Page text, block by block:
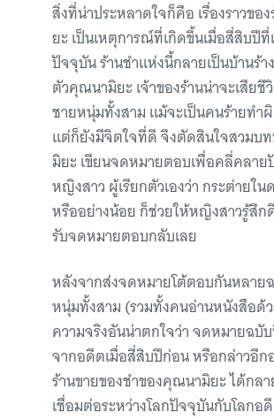
สิ่งที่น่าประหลาดใจก็คือ เรื่องราวขอ
ยะ เป็นเหตุการณ์ที่เกิดขึ้นเมื่อสี่สิบปี
ปัจจุบัน ร้านชำแห่งนี้กลายเป็นบ้านร้
ตัวคุณนามิยะ เจ้าของร้านน่าจะเสียชี
ชายหนุ่มทั้งสาม แม้จะเป็นคนร้ายทำ
แต่ก็ยังมีจิตใจที่ดี จึงตัดสินใจสวมบ
มิยะ เขียนจดหมายตอบเพื่อคลี่คลา
หญิงสาว ผู้เรียกตัวเองว่า กระต่ายใน
หรืออย่างน้อย ก็ช่วยให้หญิงสาวรู้สึก
รับจดหมายตอบกลับเลย
หลังจากส่งจดหมายโต้ตอบกันหลาย
หนุ่มทั้งสาม (รวมทั้งคนอ่านหนังสือด้
ความจริงอันน่าตกใจว่า จดหมายฉบั
จากอดีตเมื่อสี่สิบปีก่อน หรือกล่าวอีก
ร้านขายของชำของคุณนามิยะ ได้กล
เชื่อมต่อระหว่างโลกปัจจุบันกับโลกอ